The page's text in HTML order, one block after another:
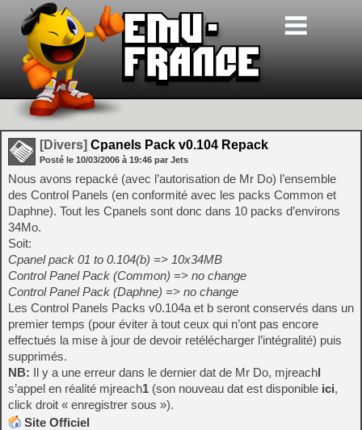
[Divers] Cpanels Pack v0.104 Repack
Posté le 10/03/2006 à 19:46 par Jets
Nous avons repacké (avec l’autorisation de Mr Do) l’ensemble
des Control Panels (en conformité avec les packs Common et
Daphne). Tout les Cpanels sont donc dans 10 packs d’environs
34Mo.
Soit:
Cpanel pack 01 to 0.104(b) => 10x34MB
Control Panel Pack (Common) => no change
Control Panel Pack (Daphne) => no change
Les Control Panels Packs v0.104a et b seront conservés dans un
premier temps (pour éviter à tout ceux qui n’ont pas encore
effectués la mise à jour de devoir retélécharger l’intégralité) puis
supprimés.
NB: Il y a une erreur dans le dernier dat de Mr Do, mjreachl
s’appel en réalité mjreach1 (son nouveau dat est disponible ici,
click droit « enregistrer sous »).
Site Officiel